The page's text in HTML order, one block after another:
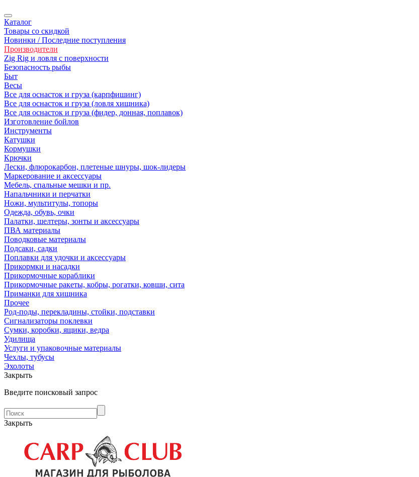
Каталог
Товары со скидкой
Новинки / Последние поступления
Производители
Zig Rig и ловля с поверхности
Безoпасность рыбы
Быт
Весы
Все для оснасток и груза (карпфишинг)
Все для оснасток и груза (ловля хищника)
Все для оснасток и груза (фидер, донная, поплавок)
Изготовление бойлов
Инструменты
Катушки
Кормушки
Крючки
Лески, флюрокарбон, плетеные шнуры, шок-лидеры
Маркерование и аксессуары
Мебель, спальные мешки и пр.
Напальчники и перчатки
Ножи, мультитулы, топоры
Одежда, обувь, очки
Палатки, шелтеры, зонты и аксессуары
ПВА материалы
Поводковые материалы
Подсаки, садки
Поплавки для удочки и аксессуары
Прикормки и насадки
Прикормочные кораблики
Прикормочные ракеты, кобры, рогатки, ковши, сита
Приманки для хищника
Прочее
Род-поды, перекладины, стойки, подставки
Сигнализаторы поклевки
Сумки, коробки, ящики, ведра
Удилища
Услуги и упаковочные материалы
Чехлы, тубусы
Эхолоты
Закрыть
Введите поисковый запрос
Закрыть